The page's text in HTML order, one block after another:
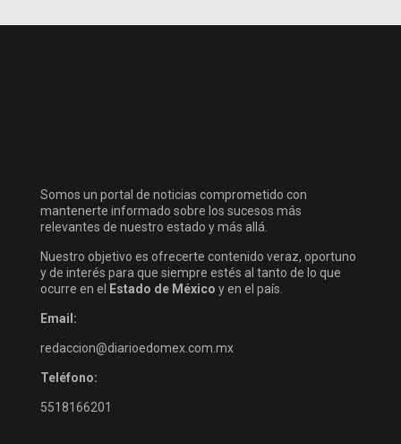
Somos un portal de noticias comprometido con
mantenerte informado sobre los sucesos más
relevantes de nuestro estado y más allá.
Nuestro objetivo es ofrecerte contenido veraz, oportuno
y de interés para que siempre estés al tanto de lo que
ocurre en el
Estado de México y en el país.
Email:
redaccion@diarioedomex.com.mx
Teléfono:
5518166201